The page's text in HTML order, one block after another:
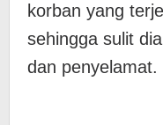
korban yang
sehingga sulit
dan penyelamat.